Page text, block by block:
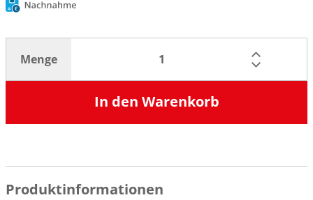
Menge
In den Warenkorb
Produktinformationen